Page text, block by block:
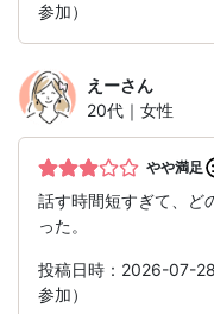
参加）
えーさん
20代｜女性
やや満足
話す時間短すぎて、ど
った。
投稿日時：2026-07-
参加）